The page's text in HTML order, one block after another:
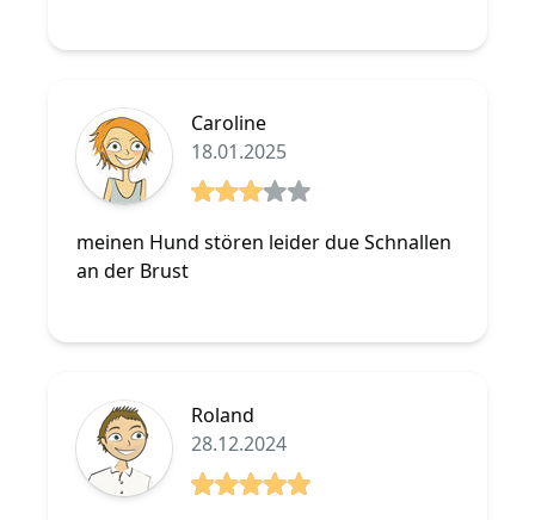
Caroline
18.01.2025
meinen Hund stören leider due Schnallen
an der Brust
Roland
28.12.2024